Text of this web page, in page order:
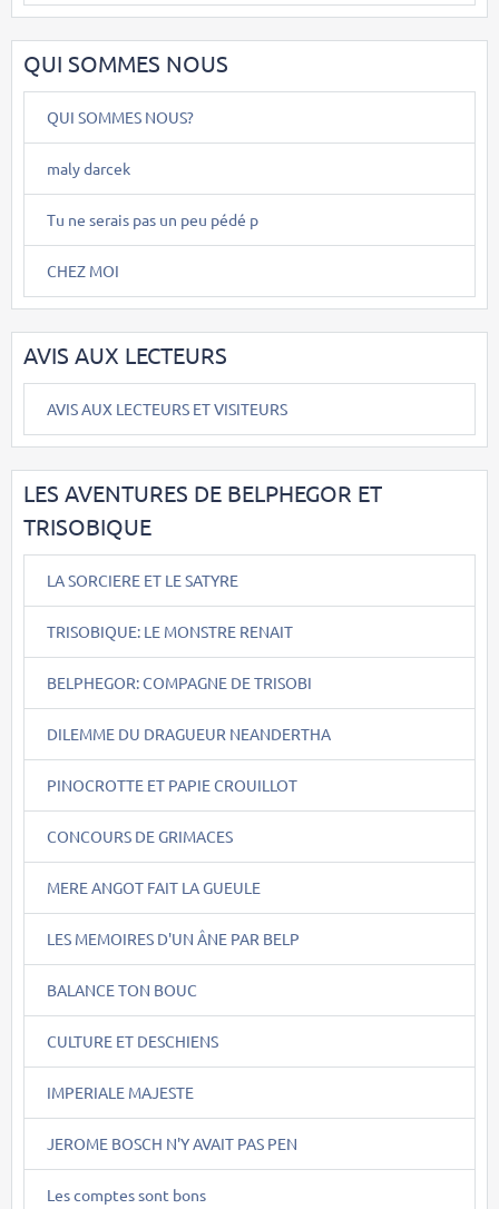
QUI SOMMES NOUS
QUI SOMMES NOUS?
maly darcek
Tu ne serais pas un peu pédé p
CHEZ MOI
AVIS AUX LECTEURS
AVIS AUX LECTEURS ET VISITEURS
LES AVENTURES DE BELPHEGOR ET
TRISOBIQUE
LA SORCIERE ET LE SATYRE
TRISOBIQUE: LE MONSTRE RENAIT
BELPHEGOR: COMPAGNE DE TRISOBI
DILEMME DU DRAGUEUR NEANDERTHA
PINOCROTTE ET PAPIE CROUILLOT
CONCOURS DE GRIMACES
MERE ANGOT FAIT LA GUEULE
LES MEMOIRES D'UN ÂNE PAR BELP
BALANCE TON BOUC
CULTURE ET DESCHIENS
IMPERIALE MAJESTE
JEROME BOSCH N'Y AVAIT PAS PEN
Les comptes sont bons